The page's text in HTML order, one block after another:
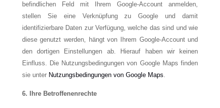
befindlichen Feld mit Ihrem Google-Account anmelden,
stellen Sie eine Verknüpfung zu Google und damit
identifizierbare Daten zur Verfügung, welche das sind und wie
diese genutzt werden, hängt von Ihrem Google-Account und
den dortigen Einstellungen ab. Hierauf haben wir keinen
Einfluss. Die Nutzungsbedingungen von Google Maps finden
sie unter Nutzungsbedingungen von Google Maps.
6. Ihre Betroffenenrechte